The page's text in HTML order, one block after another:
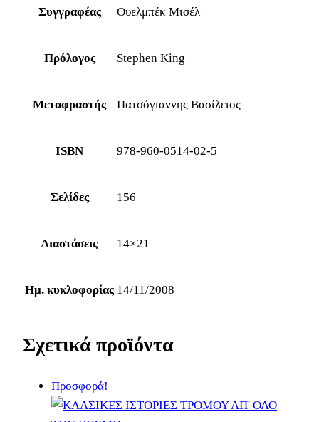
Συγγραφέας Ουελμπέκ Μισέλ
Πρόλογος Stephen King
Μεταφραστής Πατσόγιαννης Βασίλειος
ISBN 978-960-0514-02-5
Σελίδες 156
Διαστάσεις 14×21
Ημ. κυκλοφορίας 14/11/2008
Σχετικά προϊόντα
Προσφορά!